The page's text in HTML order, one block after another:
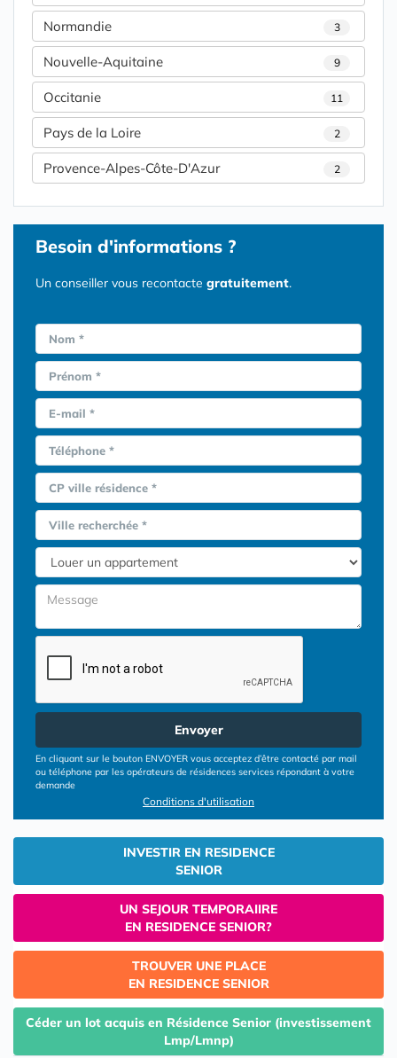
Normandie 3
Nouvelle-Aquitaine 9
Occitanie 11
Pays de la Loire 2
Provence-Alpes-Côte-D'Azur 2
Besoin d'informations ?
Un conseiller vous recontacte gratuitement.
Nom *
Prénom *
E-mail *
Téléphone *
CP ville résidence *
Ville recherchée *
Envoyer
En cliquant sur le bouton ENVOYER vous acceptez d’être contacté par mail
ou téléphone par les opérateurs de résidences services répondant à votre
demande
Conditions d'utilisation
INVESTIR EN RESIDENCE
SENIOR
UN SEJOUR TEMPORAIIRE
EN RESIDENCE SENIOR?
TROUVER UNE PLACE
EN RESIDENCE SENIOR
Céder un lot acquis en Résidence Senior (investissement
Lmp/Lmnp)